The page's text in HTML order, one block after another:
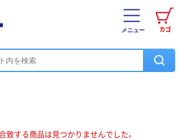
カゴ
メニュー
致する商品は見つかりませんでした。